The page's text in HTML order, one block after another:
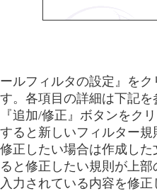
ールフィルタの設定』を
。各項目の詳細は下記
追加/修正』ボタンをク
ると新しいフィルター
正したい場合は作成し
と修正したい規則が上
入力されている内容を修